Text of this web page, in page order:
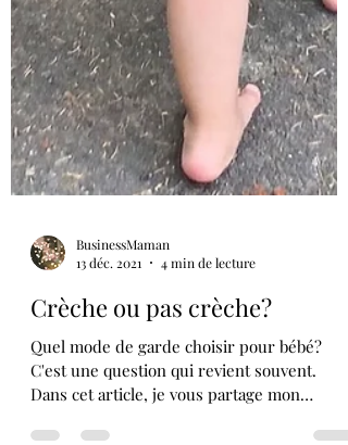
13 déc. 2021
4 min de lecture
Crèche ou pas crèche?
Quel mode de garde choisir pour bébé?